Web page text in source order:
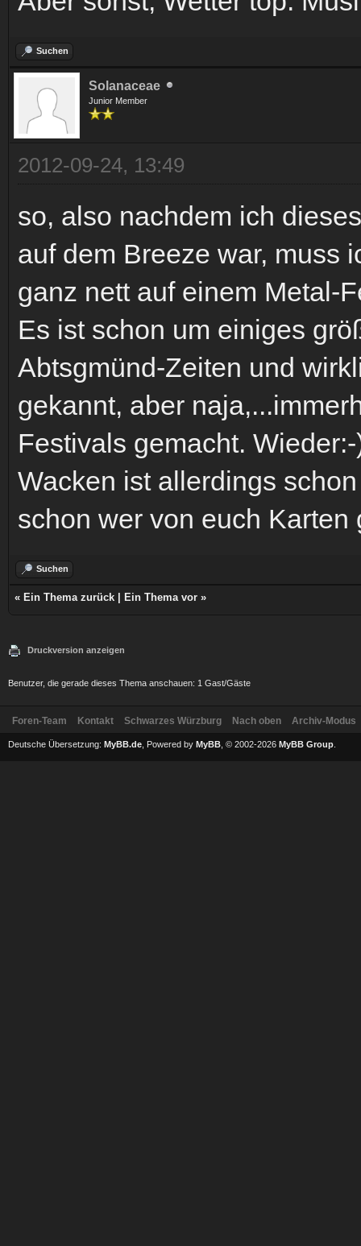
Suchen
Solanaceae
Junior Member
2012-09-24, 13:49
so, also nachdem ich
auf dem Breeze war, muss
ganz nett auf einem Metal-
Es ist schon um einiges
Abtsgmünd-Zeiten und
gekannt, aber
Festivals gemacht.
Wacken ist allerdings
schon wer von euch Karten
Suchen
« Ein Thema zurück Ein Thema vor »
Druckversion anzeigen
Benutzer, die gerade dieses Thema anschauen: 1 Gast/Gäste
Foren-Team Kontakt Schwarzes Würzburg Nach oben Archiv-Modus
Deutsche Übersetzung: MyBB.de , Powered by MyBB , © 2002-2026 MyBB Group